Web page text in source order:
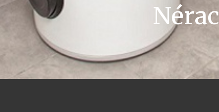
Nérac